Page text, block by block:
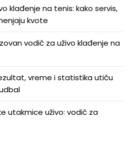
klađenje na tenis: kako servis,
kvote
vodič za uživo klađenje na
vreme i statistika utiču
utakmice uživo: vodič za